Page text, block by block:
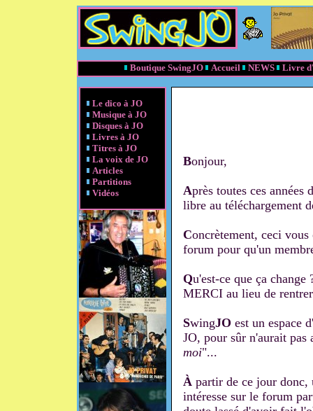
Boutique SwingJO Accueil NEWS Livre
Le dico à JO
Musique à JO
Disques à JO
Livres à JO
Titres à JO
La voix de JO
Articles
Partitions
Vidéos
Bonjour,
Après toutes ces années
libre au téléchargement
Concrètement, ceci
forum pour qu'un
Qu'est-ce que ça
MERCI au lieu de
SwingJO est un espace
JO, pour sûr n'aurait pas
moi"...
À partir de ce jour donc,
intéresse sur le forum